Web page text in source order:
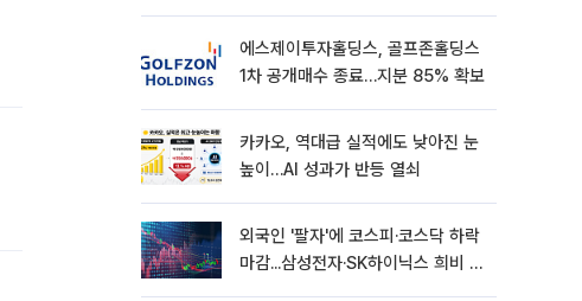
에스제이투자홀딩스, 골프존홀딩스
1차 공개매수 종료…지분 85% 확보
카카오, 역대급 실적에도 낮아진 눈
높이…AI 성과가 반등 열쇠
외국인 '팔자'에 코스피·코스닥 하락
마감...삼성전자·SK하이닉스 희비 갈